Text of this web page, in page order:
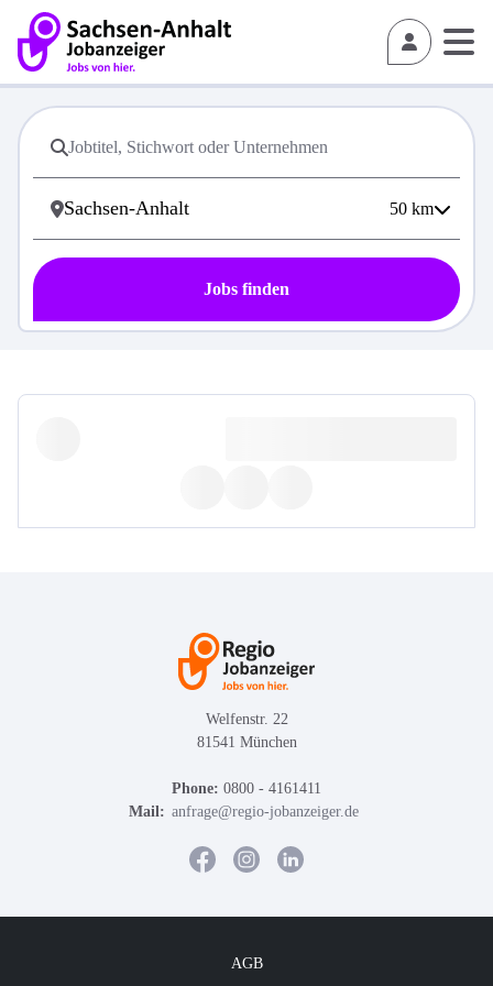
50 km
Jobs finden
Welfenstr. 22
81541 München
Phone: 0800 - 4161411
Mail: anfrage@regio-jobanzeiger.de
AGB